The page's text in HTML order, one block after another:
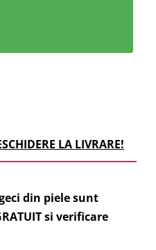
LA LIVRARE!
din piele sunt
si verificare